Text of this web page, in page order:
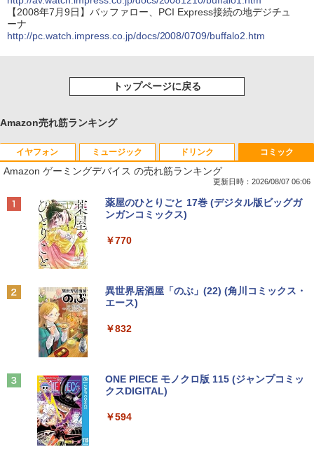
【2008年7月9日】バッファロー、PCI Express接続の地デジチュ
ーナ
http://pc.watch.impress.co.jp/docs/2008/0709/buffalo2.htm
トップページに戻る
Amazon売れ筋ランキング
イヤフォン
Anker Soundcore P40i オフホワイト
Anker Soundcore P31i ブラック
Anker Soundcore Liberty 5 ミッドナイトブ
ラック
￥14,990
ミュージック
BRUCE WAYNE feat. Flo Milli, ATL Jacob
[Explicit]
￥250
BRUCE WAYNE feat. Flo Milli, ATL Jacob
[Explicit]
￥250
On My Road (Stadium ver.)
ドリンク
【Amazon.co.jp限定】 い・ろ・は・す 2L P
ET ラベルレス ×8本
￥1,112
by Amazon 天然水 ラベルレス 500ml ×24本
富士山の天然水 バナジウム含有 水 ミネラル
ットル (Smart Basic)
by Amazon 炭酸水 ラベルレス 500ml ×24本
art Basic)
コミック
Amazon ゲーミングデバイス の売れ筋ランキング
更新日時：2026/08/07 06:06
薬屋のひとりごと 17巻 (デジタル版ビッグガ
ンガンコミックス)
￥770
異世界居酒屋「のぶ」(22) (角川コミックス・
エース)
￥832
ONE PIECE モノクロ版 115 (ジャンプコミッ
クスDIGITAL)
￥594